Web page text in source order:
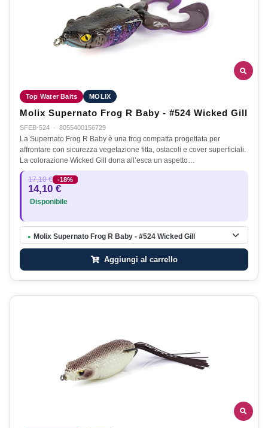
Top Water Baits MOLIX
Molix Supernato Frog R Baby - #524 Wicked Gill
SFEB-524 · 8055400156729
La Supernato Frog R Baby è una frog compatta progettata per
affrontare con sicurezza vegetazione fitta, ostacoli e cover superficiali.
La colorazione Wicked Gill dona all’esca un aspetto…
17,10 € -18%
14,10 €
Disponibile
● Molix Supernato Frog R Baby - #524 Wicked Gill
Aggiungi al carrello